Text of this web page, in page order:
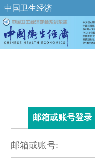
中国卫生经济
邮箱或账号登录
邮箱或账号: